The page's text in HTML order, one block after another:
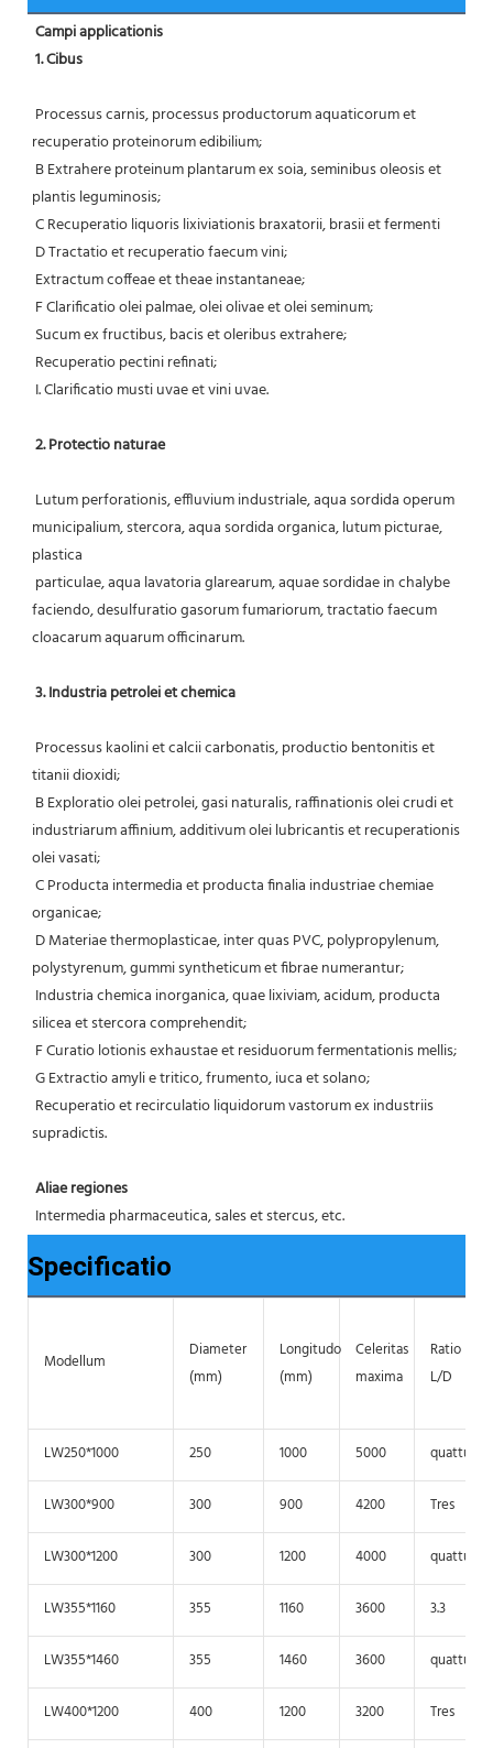
Campi applicationis
1. Cibus
recuperatio proteinorum edibilium;
plantis leguminosis;
C Recuperatio liquoris lixiviationis braxatorii, brasii et fermenti
D Tractatio et recuperatio faecum vini;
Extractum coffeae et theae instantaneae;
F Clarificatio olei palmae, olei olivae et olei seminum;
Sucum ex fructibus, bacis et oleribus extrahere;
Recuperatio pectini refinati;
I. Clarificatio musti uvae et vini uvae.
2. Protectio naturae
municipalium, stercora, aqua sordida organica, lutum picturae,
plastica
faciendo, desulfuratio gasorum fumariorum, tractatio faecum
cloacarum aquarum officinarum.
3. Industria petrolei et chemica
titanii dioxidi;
industriarum affinium, additivum olei lubricantis et recuperationis
olei vasati;
organicae;
polystyrenum, gummi syntheticum et fibrae numerantur;
silicea et stercora comprehendit;
F Curatio lotionis exhaustae et residuorum fermentationis mellis;
G Extractio amyli e tritico, frumento, iuca et solano;
supradictis.
Aliae regiones
Intermedia pharmaceutica, sales et stercus, etc.
Specificatio
Modellum
Diameter
(mm)
Longitudo
(mm)
Celeritas
maxima
Ratio
L/D
LW250*1000 250 1000 5000 quattuor
LW300*900 300 900 4200 Tres
LW300*1200 300 1200 4000 quattuor
LW355*1160 355 1160 3600 3.3
LW355*1460 355 1460 3600 quattuor
LW400*1200 400 1200 3200 Tres